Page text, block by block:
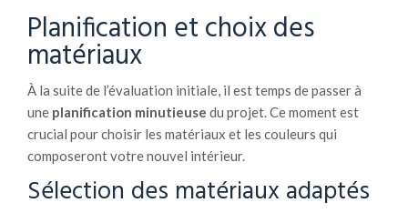
Planification et choix des
matériaux
À la suite de l’évaluation initiale, il est temps de passer à
une planification minutieuse du projet. Ce moment est
crucial pour choisir les matériaux et les couleurs qui
composeront votre nouvel intérieur.
Sélection des matériaux adaptés